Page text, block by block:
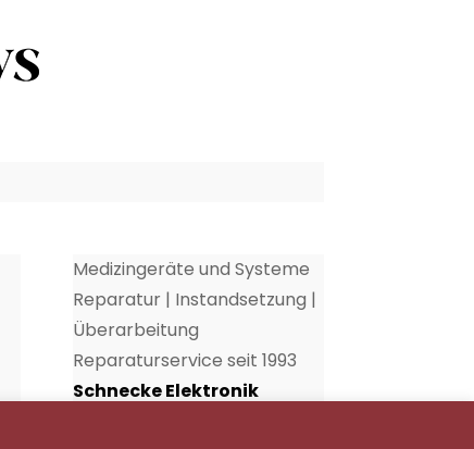
Medizingeräte und Systeme
Reparatur | Instandsetzung |
Überarbeitung
Reparaturservice seit 1993
Schnecke Elektronik